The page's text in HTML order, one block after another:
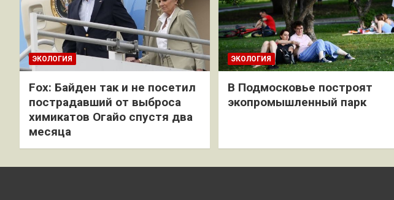
ЭКОЛОГИЯ
Fox: Байден так и не посетил
пострадавший от выброса
химикатов Огайо спустя два
месяца
ЭКОЛОГИЯ
В Подмосковье построят
экопромышленный парк